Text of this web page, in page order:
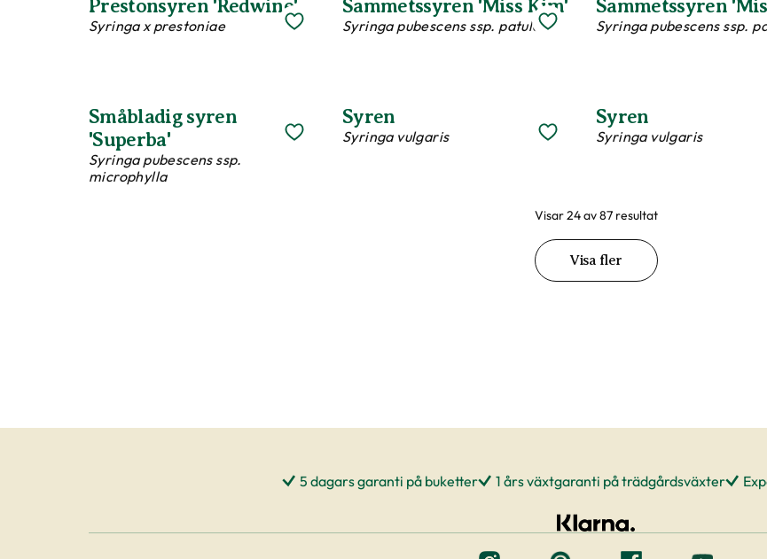
Prestonsyren 'Redwine'
Syringa x prestoniae
Sammetssyren 'Miss Kim'
Syringa pubescens ssp. patula
Sammetssyren
Syringa pubescens ssp.
Småbladig syren
'Superba'
Syringa pubescens ssp.
microphylla
Syren
Syringa vulgaris
Syren
Syringa vulgaris
Visar 24 av 87 resultat
Visa fler
5 dagars garanti på buketter 1 års växtgaranti på trädgårdsväxter